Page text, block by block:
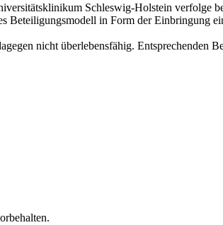
Schleswig-Holstein verfolge
in Form der Einbringung
nicht überlebensfähig. Entsprechenden